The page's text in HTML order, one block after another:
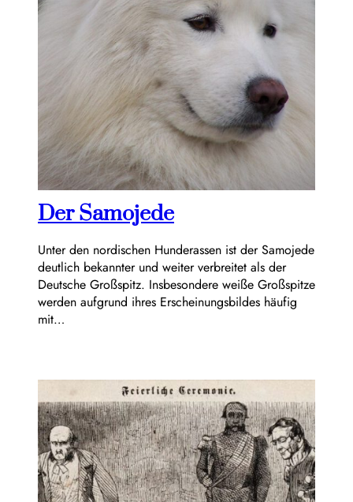
Der Samojede
Unter den nordischen Hunderassen ist der Samojede
deutlich bekannter und weiter verbreitet als der
Deutsche Großspitz. Insbesondere weiße Großspitze
werden aufgrund ihres Erscheinungsbildes häufig
mit…